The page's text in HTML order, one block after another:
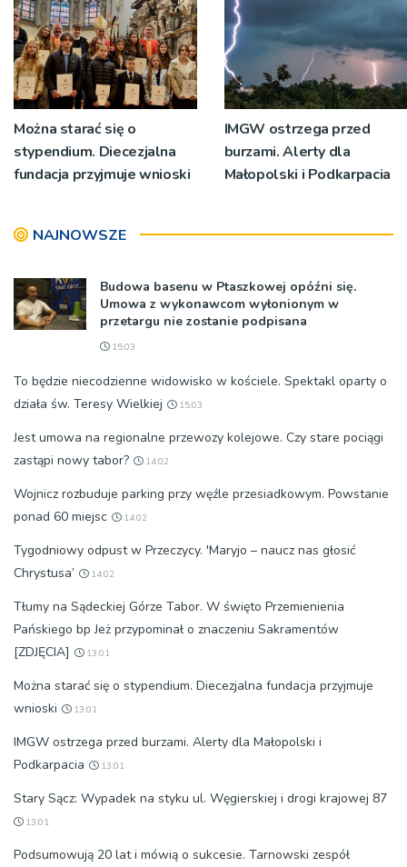
[ZDJĘCIA]
Można starać się o
stypendium. Diecezjalna
fundacja przyjmuje wnioski
IMGW ostrzega przed
burzami. Alerty dla
Małopolski i Podkarpacia
NAJNOWSZE
Budowa basenu w Ptaszkowej opóźni się.
Umowa z wykonawcom wyłonionym w
przetargu nie zostanie podpisana
15:03
To będzie niecodzienne widowisko w kościele. Spektakl oparty o
działa św. Teresy Wielkiej
15:03
Jest umowa na regionalne przewozy kolejowe. Czy stare pociągi
zastąpi nowy tabor?
14:02
Wojnicz rozbuduje parking przy węźle przesiadkowym. Powstanie
ponad 60 miejsc
14:02
Tygodniowy odpust w Przeczycy. 'Maryjo – naucz nas głosić
Chrystusa’
14:02
Tłumy na Sądeckiej Górze Tabor. W święto Przemienienia
Pańskiego bp Jeż przypominał o znaczeniu Sakramentów
[ZDJĘCIA]
13:01
Można starać się o stypendium. Diecezjalna fundacja przyjmuje
wnioski
13:01
IMGW ostrzega przed burzami. Alerty dla Małopolski i
Podkarpacia
13:01
Stary Sącz: Wypadek na styku ul. Węgierskiej i drogi krajowej 87
13:01
Podsumowują 20 lat i mówią o sukcesie. Tarnowski zespół